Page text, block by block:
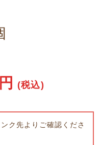
(税込)
ク先よりご確認くださ